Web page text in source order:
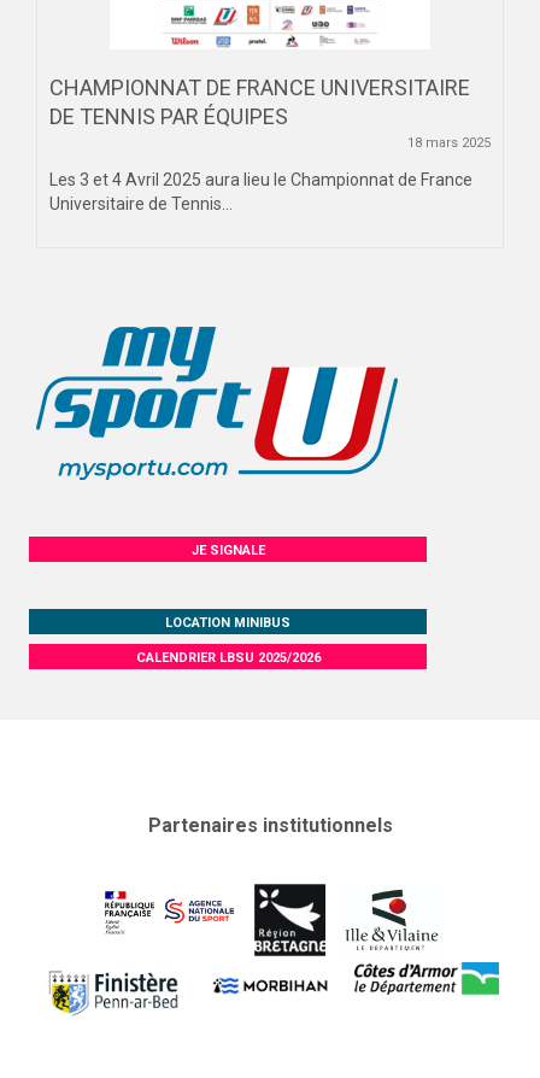
CHAMPIONNAT DE FRANCE UNIVERSITAIRE
DE TENNIS PAR ÉQUIPES
18 mars 2025
Les 3 et 4 Avril 2025 aura lieu le Championnat de France
Universitaire de Tennis...
JE SIGNALE
LOCATION MINIBUS
CALENDRIER LBSU 2025/2026
Partenaires institutionnels